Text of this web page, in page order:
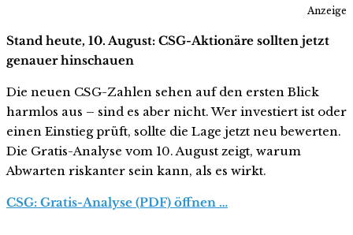
Anzeige
Stand heute, 10. August: CSG-Aktionäre sollten jetzt
genauer hinschauen
Die neuen CSG-Zahlen sehen auf den ersten Blick
harmlos aus – sind es aber nicht. Wer investiert ist oder
einen Einstieg prüft, sollte die Lage jetzt neu bewerten.
Die Gratis-Analyse vom 10. August zeigt, warum
Abwarten riskanter sein kann, als es wirkt.
CSG: Gratis-Analyse (PDF) öffnen …